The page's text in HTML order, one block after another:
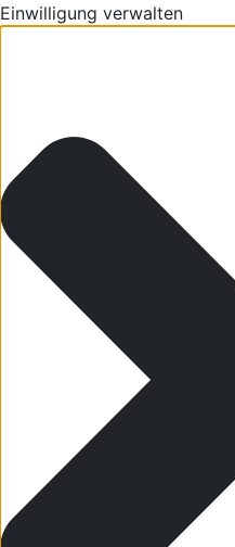
Einwilligung verwalten